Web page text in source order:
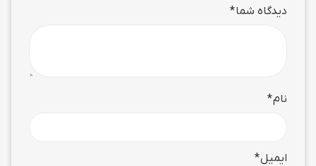
دیدگاه شما*
نام*
ایمیل*